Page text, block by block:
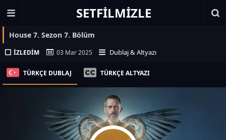
SETFILMIZLE
House 7. Sezon 7. Bölüm
İZLEDIM 03 Mar 2025 Dublaj & Altyazı
TÜRKÇE DUBLAJ TÜRKÇE ALTYAZI